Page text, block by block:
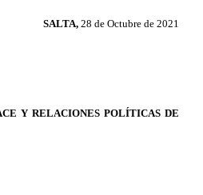
SALTA, 28 de Octubre de 2021
Y RELACIONES POLÍTICAS DE